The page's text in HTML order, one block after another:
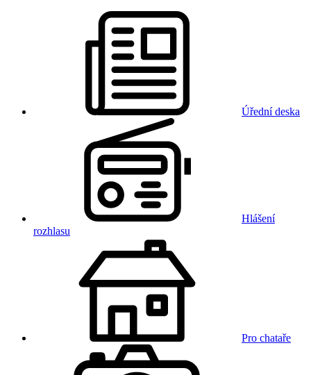
Úřední deska
Hlášení
rozhlasu
Pro chataře